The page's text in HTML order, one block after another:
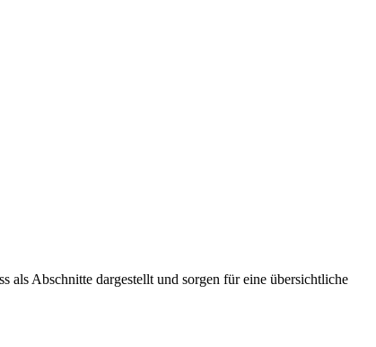
als Abschnitte dargestellt und sorgen für eine übersichtliche